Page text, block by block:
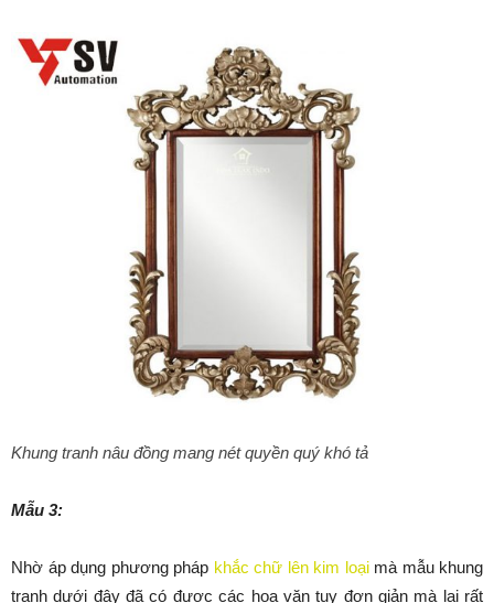
Khung tranh nâu đồng mang nét quyền quý khó tả
Mẫu 3:
Nhờ áp dụng phương pháp khắc chữ lên kim loạimà mẫu khung
tranh dưới đây đã có được các hoa văn tuy đơn giản mà lại rất